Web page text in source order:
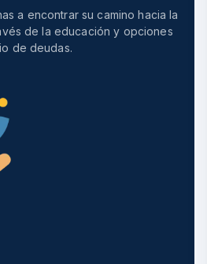
a encontrar su camino hacia la
de la educación y opciones
de deudas.